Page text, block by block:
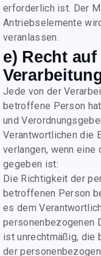
erforderlich ist. Der
Antriebselemente
veranlassen.
e) Recht
Jede von der
betroffene Person
und
Verantwortlichen die
verlangen, wenn
gegeben ist:
Die Richtigkeit der
betroffenen Person
es dem
personenbezogenen
ist unrechtmäßig, die
der